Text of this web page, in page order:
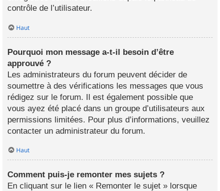
contrôle de l’utilisateur.
Haut
Pourquoi mon message a-t-il besoin d’être
approuvé ?
Les administrateurs du forum peuvent décider de
soumettre à des vérifications les messages que vous
rédigez sur le forum. Il est également possible que
vous ayez été placé dans un groupe d’utilisateurs aux
permissions limitées. Pour plus d’informations, veuillez
contacter un administrateur du forum.
Haut
Comment puis-je remonter mes sujets ?
En cliquant sur le lien « Remonter le sujet » lorsque